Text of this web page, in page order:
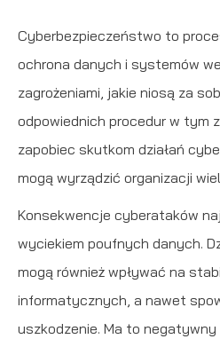
Cyberbezpieczeństwo to
ochrona danych i systemów
zagrożeniami, jakie niosą za
odpowiednich procedur w tym
zapobiec skutkom działań
mogą wyrządzić organizacji
Konsekwencje cyberataków
wyciekiem poufnych danych.
mogą również wpływać na
informatycznych, a nawet
uszkodzenie. Ma to
użytkowników. Zgromadzone
formie zanonimizowanej.
cookies gwarantuje dostępność
Dzięki reklamowym plikom cookies
Promocyjne pliki cookies służą do
komunikatów na podstawie analizy
Twoich zwyczajów dotyczących
internetowej. Treści promocyjne
oraz innych dostawców usług.
pośredników prezentujących
wiadomości, ofert, komunikatów
Więcej